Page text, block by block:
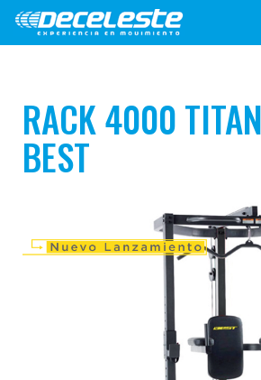
RACK 4000
BEST